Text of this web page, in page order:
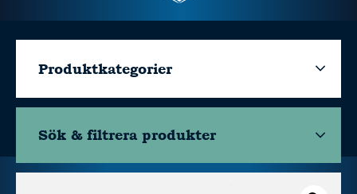
Produktkategorier
Sök & filtrera produkter